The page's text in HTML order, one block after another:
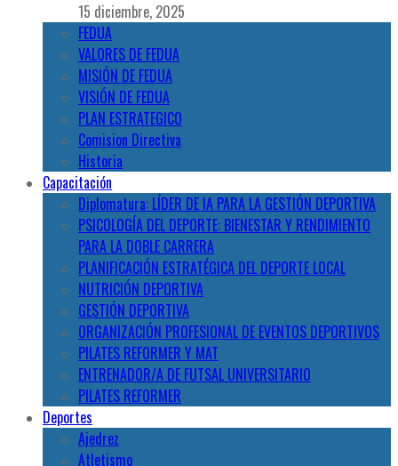
15 diciembre, 2025
FEDUA
VALORES DE FEDUA
MISIÓN DE FEDUA
VISIÓN DE FEDUA
PLAN ESTRATEGICO
Comision Directiva
Historia
Capacitación
Diplomatura: LÍDER DE IA PARA LA GESTIÓN DEPORTIVA
PSICOLOGÍA DEL DEPORTE: BIENESTAR Y RENDIMIENTO
PARA LA DOBLE CARRERA
PLANIFICACIÓN ESTRATÉGICA DEL DEPORTE LOCAL
NUTRICIÓN DEPORTIVA
GESTIÓN DEPORTIVA
ORGANIZACIÓN PROFESIONAL DE EVENTOS DEPORTIVOS
PILATES REFORMER Y MAT
ENTRENADOR/A DE FUTSAL UNIVERSITARIO
PILATES REFORMER
Deportes
Ajedrez
Atletismo